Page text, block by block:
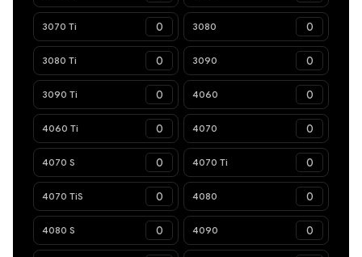
3070 Ti 3080
3080 Ti 3090
3090 Ti 4060
4060 Ti 4070
4070 S 4070 Ti
4070 TiS 4080
4080 S 4090